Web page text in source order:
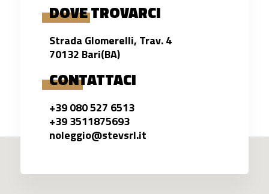
DOVE TROVARCI
Strada Glomerelli, Trav. 4
70132 Bari(BA)
CONTATTACI
+39 080 527 6513
+39 3511875693
noleggio@stevsrl.it